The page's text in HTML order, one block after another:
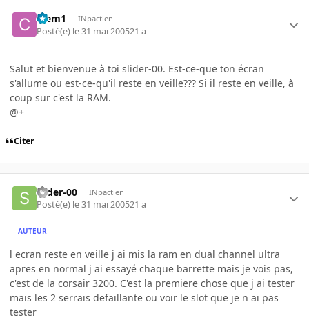
Clem1 INpactien
Posté(e) le 31 mai 200521 a
Salut et bienvenue à toi slider-00. Est-ce-que ton écran
s'allume ou est-ce-qu'il reste en veille??? Si il reste en veille, à
coup sur c'est la RAM.
@+
Citer
slider-00 INpactien
Posté(e) le 31 mai 200521 a
AUTEUR
l ecran reste en veille j ai mis la ram en dual channel ultra
apres en normal j ai essayé chaque barrette mais je vois pas,
c'est de la corsair 3200. C'est la premiere chose que j ai tester
mais les 2 serrais defaillante ou voir le slot que je n ai pas
tester